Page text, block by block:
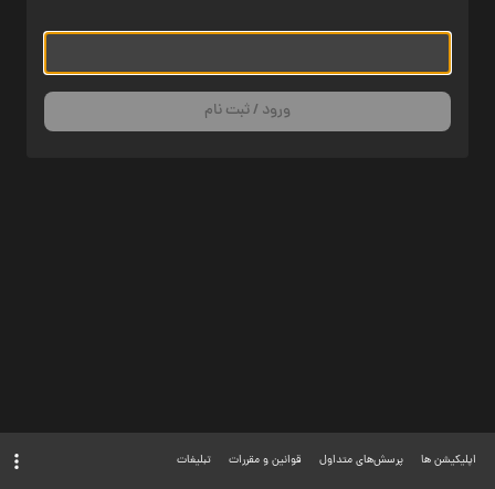
ورود / ثبت نام
اپلیکیشن ها پرسش‌های متداول قوانین و مقررات تبلیغات